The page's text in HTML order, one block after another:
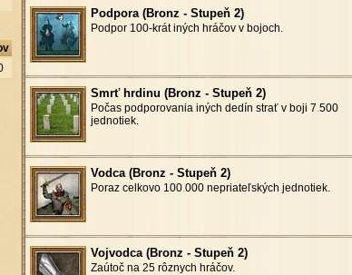
Podpora (Bronz - Stupeň 2)
Podpor 100-krát iných hráčov v bojoch.
Smrť hrdinu (Bronz - Stupeň 2)
Počas podporovania iných dedín strať v boji 7.500
jednotiek.
Vodca (Bronz - Stupeň 2)
Poraz celkovo 100.000 nepriateľských jednotiek.
Vojvodca (Bronz - Stupeň 2)
Zaútoč na 25 rôznych hráčov.